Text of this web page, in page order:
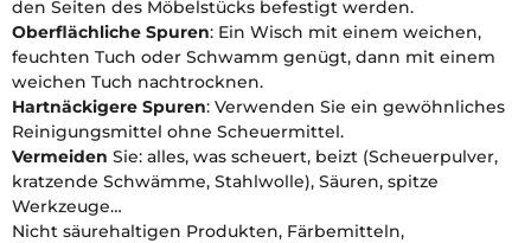
den Seiten des Möbelstücks befestigt werden.
Oberflächliche Spuren: Ein Wisch mit einem weichen,
feuchten Tuch oder Schwamm genügt, dann mit einem
weichen Tuch nachtrocknen.
Hartnäckigere Spuren: Verwenden Sie ein gewöhnliches
Reinigungsmittel ohne Scheuermittel.
Vermeiden Sie: alles, was scheuert, beizt (Scheuerpulver,
kratzende Schwämme, Stahlwolle), Säuren, spitze
Werkzeuge…
Nicht säurehaltigen Produkten, Färbemitteln,